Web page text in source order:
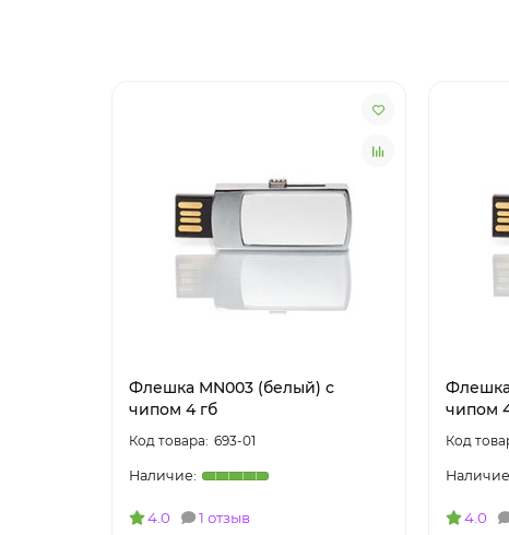
Флешка MN003 (белый) с
чипом 4 гб
693-01
4.0 1 отзыв
чипом
4.0